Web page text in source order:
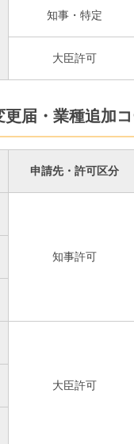
知事・特定
大臣許可
更届・業種追加
申請先・許可区分
知事許可
大臣許可